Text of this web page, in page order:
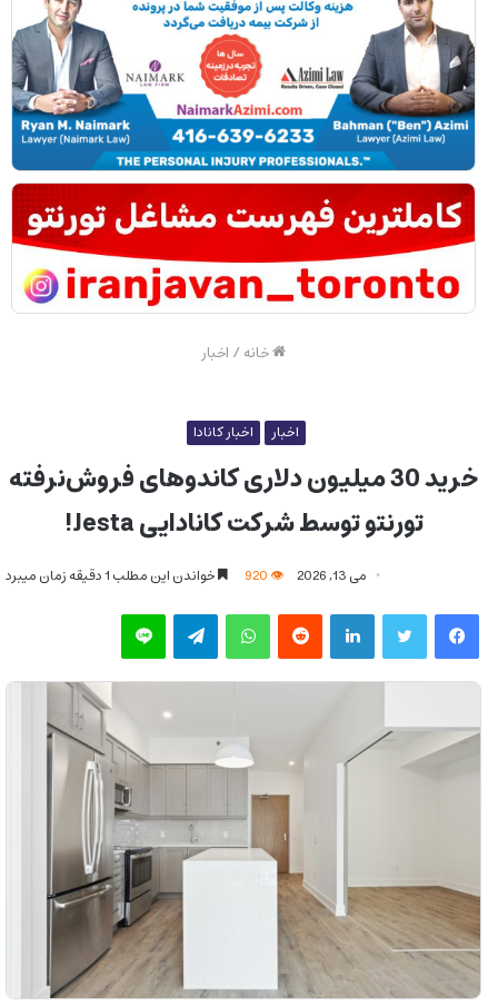
خانه/ اخبار
اخبار اخبار کانادا
خرید 30 میلیون دلاری کاندوهای فروش‌نرفته
تورنتو توسط شرکت کانادایی Jesta!
می 13, 2026 خواندن این مطلب 1 دقیقه زمان میبرد
فیس بوک توییتر لینکدین‫رددیت واتس آپ تلگرام لاین